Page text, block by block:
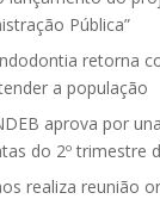
Pública”
retorna
a população
aprova por
do 2º trimestre
realiza reunião